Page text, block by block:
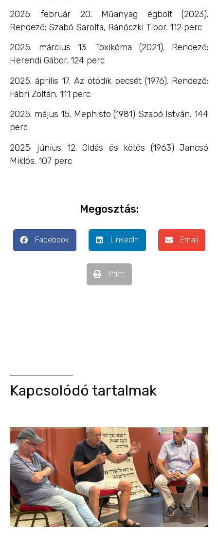
2025. február 20. Műanyag égbolt (2023).
Rendező: Szabó Sarolta, Bánóczki Tibor. 112 perc
2025. március 13. Toxikóma (2021). Rendező:
Herendi Gábor. 124 perc
2025. április 17. Az ötödik pecsét (1976). Rendező:
Fábri Zoltán. 111 perc
2025. május 15. Mephisto (1981) Szabó István. 144
perc
2025. június 12. Oldás és kötés (1963) Jancsó
Miklós. 107 perc
Megosztás:
Facebook LinkedIn Email
Print
Kapcsolódó tartalmak